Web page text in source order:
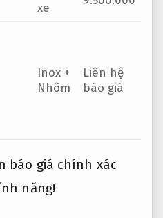
xe
Inox +
Nhôm
Liên hệ
báo giá
báo giá chính xác
năng!